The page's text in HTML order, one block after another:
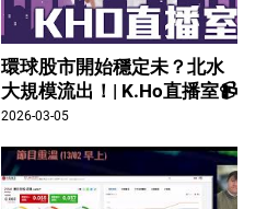
環球股市開始穩定未？北水
大規模流出！| K.Ho直播室📹
2026-03-05